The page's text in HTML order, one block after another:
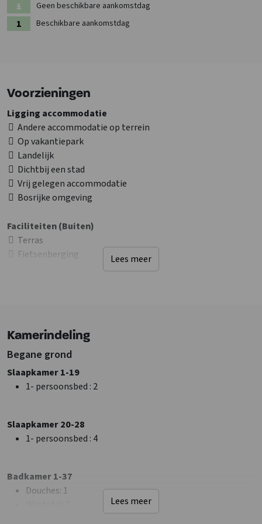
Geen beschikbare aankomstdag
Beschikbare aankomstdag
Voorzieningen
Ligging accommodatie
Andere accommodatie op terrein
Op vakantiepark
Landelijk
Dichtbij een stad
Vrij gelegen accommodatie
Bosrijke omgeving
Faciliteiten (Buiten)
Terras
Fietsenberging
Sanitair
Douches: 37
Wastafel: 37
Toiletten: 37
Badkamers
Faciliteiten (Binnen)
Extra recreatie ruimte
Airconditioning
Bar met tapinstallatie
Lees meer
Kamerindeling
Begane grond
Slaapkamer 1-19
1- persoonsbed : 2
Slaapkamer 20-28
1- persoonsbed : 4
Badkamer 1-37
Douches: 1
Lees meer